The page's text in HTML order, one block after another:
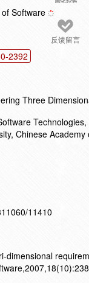
反馈留言
Software
2392
Three
Chinese
11410
dimensional